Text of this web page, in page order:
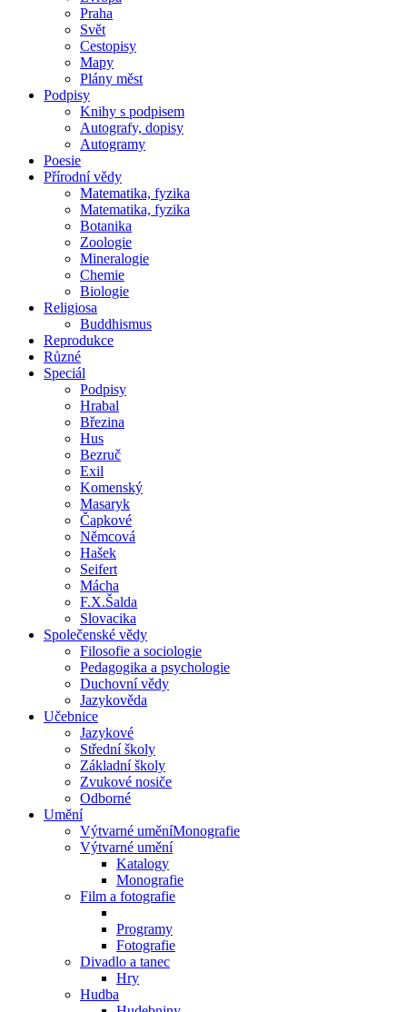
Praha
Svět
Cestopisy
Mapy
Plány měst
Podpisy
Knihy s podpisem
Autografy, dopisy
Autogramy
Poesie
Přírodní vědy
Matematika, fyzika
Matematika, fyzika
Botanika
Zoologie
Mineralogie
Chemie
Biologie
Religiosa
Buddhismus
Reprodukce
Různé
Speciál
Podpisy
Hrabal
Březina
Hus
Bezruč
Exil
Komenský
Masaryk
Čapkové
Němcová
Hašek
Seifert
Mácha
F.X.Šalda
Slovacika
Společenské vědy
Filosofie a sociologie
Pedagogika a psychologie
Duchovní vědy
Jazykověda
Učebnice
Jazykové
Střední školy
Základní školy
Zvukové nosiče
Odborné
Umění
Výtvarné uměníMonografie
Výtvarné umění
Katalogy
Monografie
Film a fotografie
Programy
Fotografie
Divadlo a tanec
Hry
Hudba